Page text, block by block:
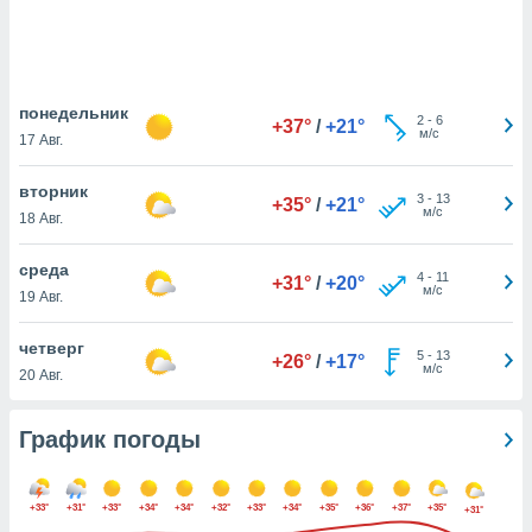
веб-
мы и
как
понедельник
17 Авг.
+37° / +21° 2- 6
м/с
вторник
18 Авг.
+35° / +21° 3- 13
м/с
среда
19 Авг.
+31° / +20° 4- 11
м/с
четверг
20 Авг.
+26° / +17° 5- 13
м/с
График погоды
+33° +31° +33° +34° +34° +32° +33° +34° +35° +36° +37° +35° +31°